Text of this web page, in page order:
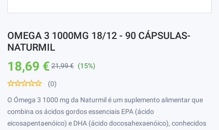
OMEGA 3 1000MG 18/12 - 90 CÁPSULAS-
NATURMIL
18,69 € 21,99 € (15%)
(0)
O Ómega 3 1000 mg da Naturmil é um suplemento alimentar que
combina os ácidos gordos essenciais EPA (ácido
eicosapentaenóico) e DHA (ácido docosahexaenóico), conhecidos